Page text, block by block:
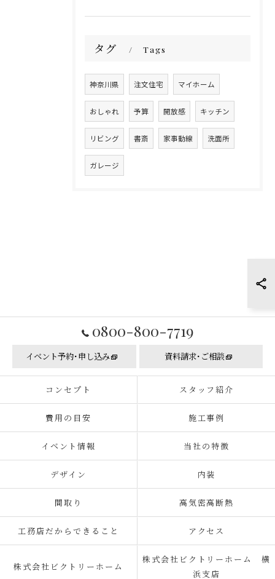
タグ Tags
神奈川県 注文住宅 マイホーム
おしゃれ 予算 開放感 キッチン
リビング 書斎 家事動線 洗面所
ガレージ
0800-800-7719
イベント予約･申し込み 資料請求･ご相談
コンセプト スタッフ紹介
費用の目安 施工事例
イベント情報 当社の特徴
デザイン 内装
間取り 高気密高断熱
工務店だからできること アクセス
株式会社ビクトリーホーム
株式会社ビクトリーホーム 横
浜支店